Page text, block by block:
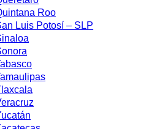
Roo
Luis Potosí – SLP